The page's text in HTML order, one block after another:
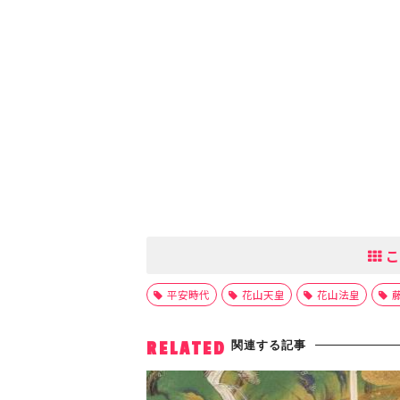
平安時代 花山天皇 花山法皇
RELATED 関連する記事